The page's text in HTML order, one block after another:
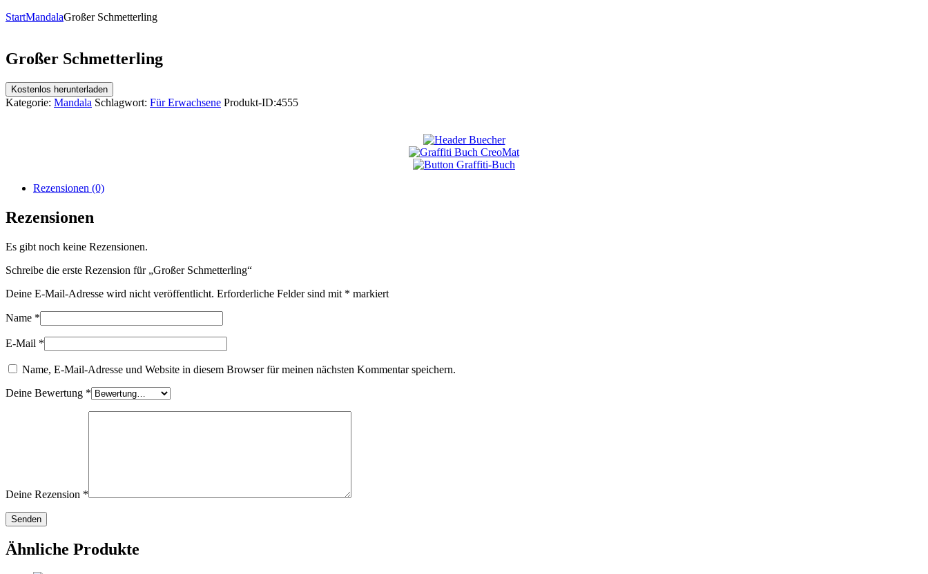
StartMandalaGroßer Schmetterling
Großer Schmetterling
Kostenlos herunterladen
Kategorie: Mandala Schlagwort: Für Erwachsene Produkt-ID:4555
Rezensionen (0)
Rezensionen
Es gibt noch keine Rezensionen.
Schreibe die erste Rezension für „Großer Schmetterling“
Deine E-Mail-Adresse wird nicht veröffentlicht. Erforderliche Felder sind mit * markiert
Name *
E-Mail *
Name, E-Mail-Adresse und Website in diesem Browser für meinen nächsten Kommentar speichern.
Deine Bewertung *
Deine Rezension *
Ähnliche Produkte